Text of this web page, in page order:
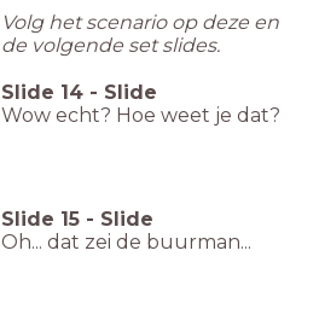
Volg het scenario op deze en
de volgende set slides.
Slide 14 - Slide
Wow echt? Hoe weet je dat?
Slide 15 - Slide
Oh... dat zei de buurman...